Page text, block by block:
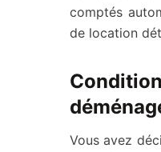
comptés
de location
Vous avez